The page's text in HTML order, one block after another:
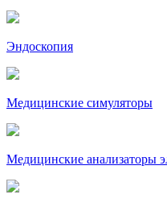
Эндоскопия
Медицинские симуляторы
Медицинские анализаторы